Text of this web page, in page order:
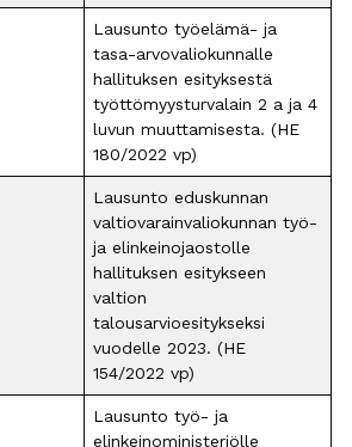
Lausunto työelämä- ja
tasa-arvovaliokunnalle
hallituksen esityksestä
työttömyysturvalain 2 a ja 4
luvun muuttamisesta. (HE
180/2022 vp)
Lausunto eduskunnan
valtiovarainvaliokunnan työ-
ja elinkeinojaostolle
hallituksen esitykseen
valtion
talousarvioesitykseksi
vuodelle 2023. (HE
154/2022 vp)
Lausunto työ- ja
elinkeinoministeriölle